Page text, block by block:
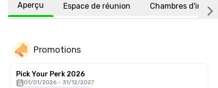
Aperçu Espace de réunion Chambres
Promotions
Pick Your Perk 2026
01/01/2026 - 31/12/2027